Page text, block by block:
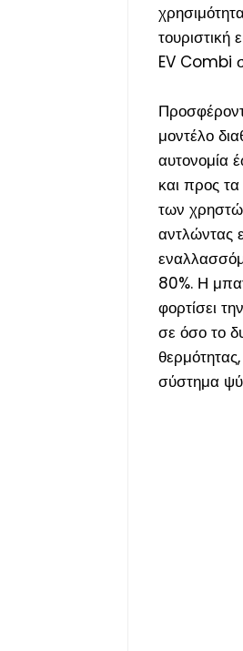
τουριστική
EV Combi
μοντέλο
αυτονομία
και προς
των
αντλώντας
80%. Η
φορτίσει
σε όσο το
σύστημα